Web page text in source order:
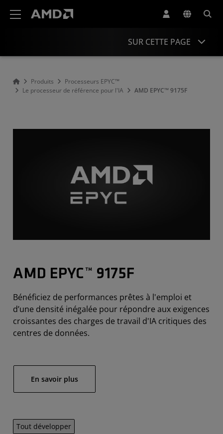
SUR CETTE PAGE
Caractéristiques
Produits
Processeurs EPYC™
Le processeur de référence pour l'IA
AMD EPYC™ 9175F
AMD EPYC™ 9175F
Bénéficiez de performances prêtes à l'emploi et
d’une densité inégalée pour répondre aux exigences
croissantes des charges de travail d'IA critiques des
centres de données.
En savoir plus
Tout développer